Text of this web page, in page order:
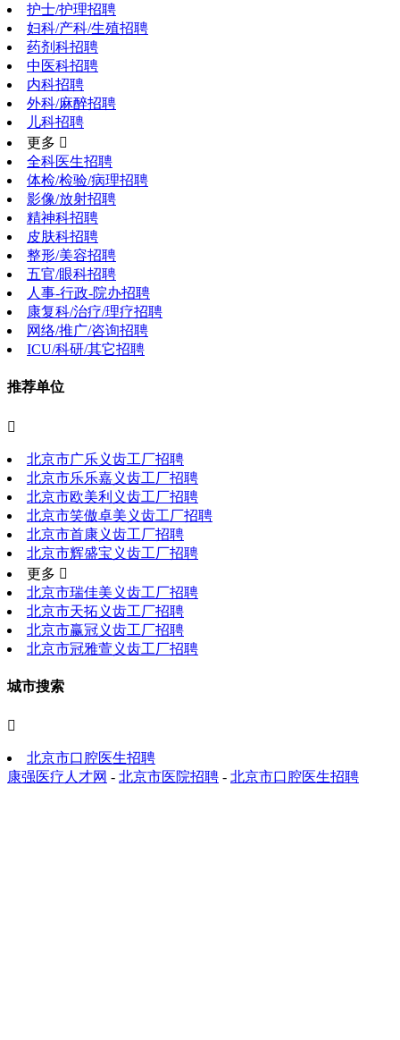
护士/护理招聘
妇科/产科/生殖招聘
药剂科招聘
中医科招聘
内科招聘
外科/麻醉招聘
儿科招聘
更多 
全科医生招聘
体检/检验/病理招聘
影像/放射招聘
精神科招聘
皮肤科招聘
整形/美容招聘
五官/眼科招聘
人事-行政-院办招聘
康复科/治疗/理疗招聘
网络/推广/咨询招聘
ICU/科研/其它招聘
推荐单位

北京市广乐义齿工厂招聘
北京市乐乐嘉义齿工厂招聘
北京市欧美利义齿工厂招聘
北京市笑傲卓美义齿工厂招聘
北京市首康义齿工厂招聘
北京市辉盛宝义齿工厂招聘
更多 
北京市瑞佳美义齿工厂招聘
北京市天拓义齿工厂招聘
北京市赢冠义齿工厂招聘
北京市冠雅萱义齿工厂招聘
城市搜索

北京市口腔医生招聘
康强医疗人才网 - 北京市医院招聘 - 北京市口腔医生招聘